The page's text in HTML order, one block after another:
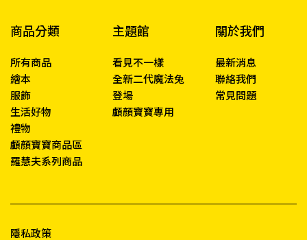
商品分類
所有商品
繪本
服飾
生活好物
禮物
顱顏寶寶商品區
羅慧夫系列商品
主題館
看見不一樣
全新二代魔法兔
登場
顱顏寶寶專用
關於我們
最新消息
聯絡我們
常見問題
隱私政策